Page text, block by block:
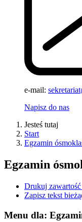
e-mail:
Napisz do nas
Jesteś tutaj
Start
Egzamin
Egzamin
Drukuj
Zapisz tekst
Menu dla: